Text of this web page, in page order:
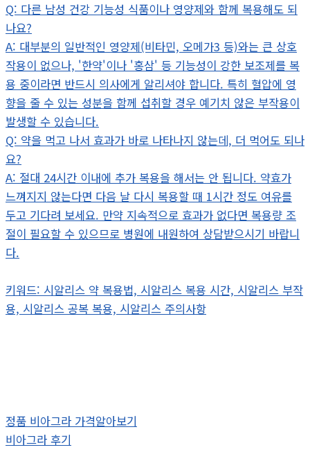
Q: 다른 남성 건강 기능성 식품이나 영양제와 함께 복용해도 되
나요?
A: 대부분의 일반적인 영양제(비타민, 오메가3 등)와는 큰 상호
작용이 없으나, '한약'이나 '홍삼' 등 기능성이 강한 보조제를 복
용 중이라면 반드시 의사에게 알리셔야 합니다. 특히 혈압에 영
향을 줄 수 있는 성분을 함께 섭취할 경우 예기치 않은 부작용이
발생할 수 있습니다.
Q: 약을 먹고 나서 효과가 바로 나타나지 않는데, 더 먹어도 되나
요?
A: 절대 24시간 이내에 추가 복용을 해서는 안 됩니다. 약효가
느껴지지 않는다면 다음 날 다시 복용할 때 1시간 정도 여유를
두고 기다려 보세요. 만약 지속적으로 효과가 없다면 복용량 조
절이 필요할 수 있으므로 병원에 내원하여 상담받으시기 바랍니
다.
키워드: 시알리스 약 복용법, 시알리스 복용 시간, 시알리스 부작
용, 시알리스 공복 복용, 시알리스 주의사항
정품 비아그라 가격알아보기
비아그라 후기